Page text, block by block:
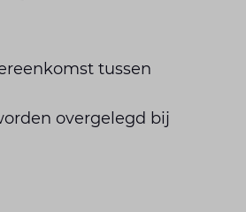
tussen
overgelegd bij